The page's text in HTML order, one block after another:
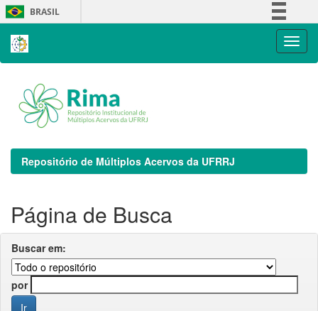
Skip
navigation
BRASIL
Repositório de Múltiplos Acervos da UFRRJ
Página de Busca
Buscar em:
por